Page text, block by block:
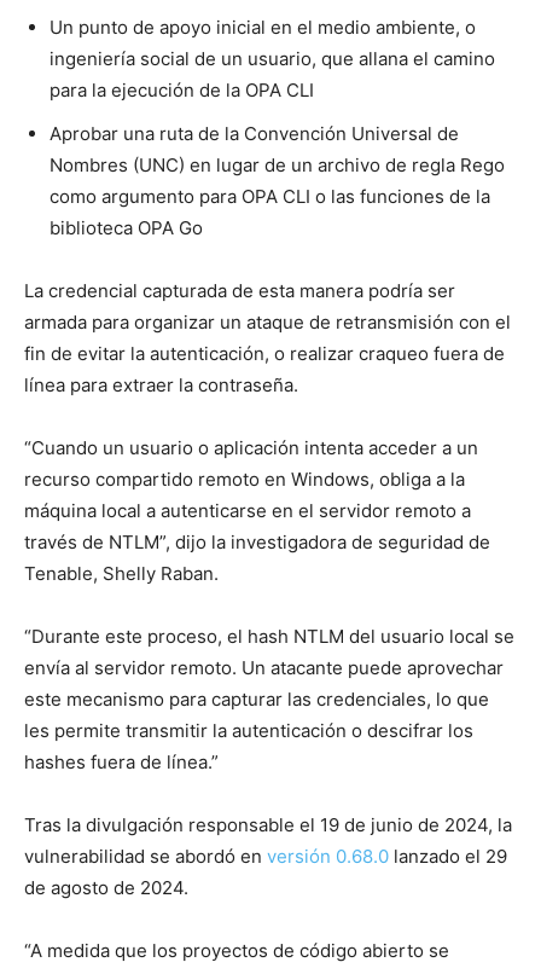
Un punto de apoyo inicial en el medio ambiente, o
ingeniería social de un usuario, que allana el camino
para la ejecución de la OPA CLI
Aprobar una ruta de la Convención Universal de
Nombres (UNC) en lugar de un archivo de regla Rego
como argumento para OPA CLI o las funciones de la
biblioteca OPA Go
La credencial capturada de esta manera podría ser
armada para organizar un ataque de retransmisión con el
fin de evitar la autenticación, o realizar craqueo fuera de
línea para extraer la contraseña.
“Cuando un usuario o aplicación intenta acceder a un
recurso compartido remoto en Windows, obliga a la
máquina local a autenticarse en el servidor remoto a
través de NTLM”, dijo la investigadora de seguridad de
Tenable, Shelly Raban.
“Durante este proceso, el hash NTLM del usuario local se
envía al servidor remoto. Un atacante puede aprovechar
este mecanismo para capturar las credenciales, lo que
les permite transmitir la autenticación o descifrar los
hashes fuera de línea.”
Tras la divulgación responsable el 19 de junio de 2024, la
vulnerabilidad se abordó en versión 0.68.0 lanzado el 29
de agosto de 2024.
“A medida que los proyectos de código abierto se